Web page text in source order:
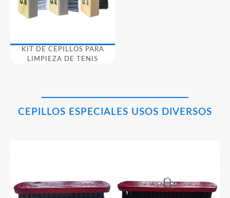
KIT DE CEPILLOS PARA
LIMPIEZA DE TENIS
CEPILLOS ESPECIALES USOS DIVERSOS